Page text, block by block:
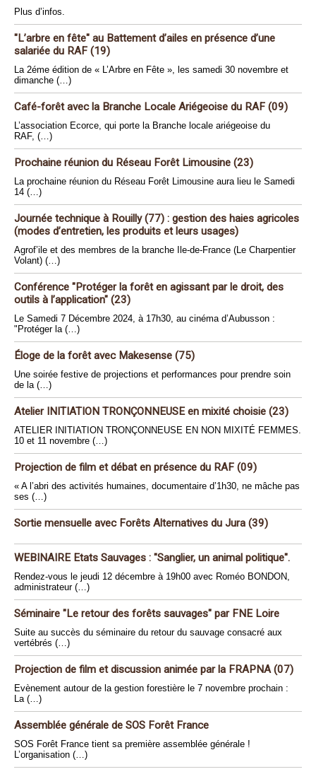
Plus d’infos.
"L’arbre en fête" au Battement d’ailes en présence d’une
salariée du RAF (19)
La 2éme édition de « L’Arbre en Fête », les samedi 30 novembre et
dimanche (…)
Café-forêt avec la Branche Locale Ariégeoise du RAF (09)
L’association Ecorce, qui porte la Branche locale ariégeoise du
RAF, (…)
Prochaine réunion du Réseau Forêt Limousine (23)
La prochaine réunion du Réseau Forêt Limousine aura lieu le Samedi
14 (…)
Journée technique à Rouilly (77) : gestion des haies agricoles
(modes d’entretien, les produits et leurs usages)
Agrof’ile et des membres de la branche Ile-de-France (Le Charpentier
Volant) (…)
Conférence "Protéger la forêt en agissant par le droit, des
outils à l’application" (23)
Le Samedi 7 Décembre 2024, à 17h30, au cinéma d’Aubusson :
"Protéger la (…)
Éloge de la forêt avec Makesense (75)
Une soirée festive de projections et performances pour prendre soin
de la (…)
Atelier INITIATION TRONÇONNEUSE en mixité choisie (23)
ATELIER INITIATION TRONÇONNEUSE EN NON MIXITÉ FEMMES.
10 et 11 novembre (…)
Projection de film et débat en présence du RAF (09)
« A l’abri des activités humaines, documentaire d’1h30, ne mâche pas
ses (…)
Sortie mensuelle avec Forêts Alternatives du Jura (39)
WEBINAIRE Etats Sauvages : "Sanglier, un animal politique".
Rendez-vous le jeudi 12 décembre à 19h00 avec Roméo BONDON,
administrateur (…)
Séminaire "Le retour des forêts sauvages" par FNE Loire
Suite au succès du séminaire du retour du sauvage consacré aux
vertébrés (…)
Projection de film et discussion animée par la FRAPNA (07)
Evènement autour de la gestion forestière le 7 novembre prochain :
La (…)
Assemblée générale de SOS Forêt France
SOS Forêt France tient sa première assemblée générale !
L’organisation (…)